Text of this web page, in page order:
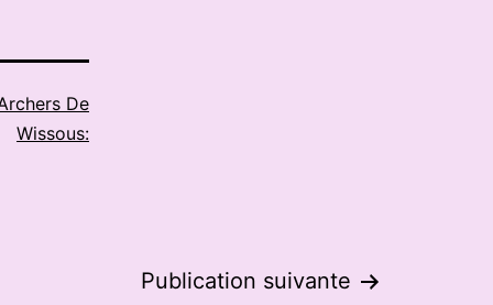
De
Wissous:
Publication suivante